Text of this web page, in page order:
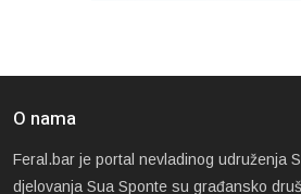
O nama
Feral.bar je portal nevladinog udruženja
djelovanja Sua Sponte su građansko